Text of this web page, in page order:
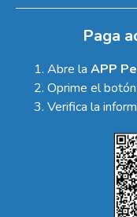
Paga
Abre la APP
Oprime el botón:
Verifica la